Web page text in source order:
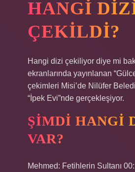
HANGI
ÇEKILDI?
Hangi dizi çekiliyor diye mi
ekranlarında yayınlanan
çekimleri Misi’de Nilüfer
“İpek Evi”nde gerçekleşiyor.
ŞIMDI HANGI
VAR?
Mehmed: Fetihlerin Sultanı